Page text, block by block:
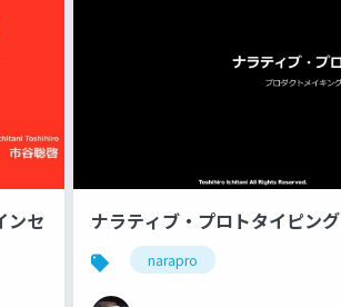
ンセ
ナラティブ・プロトタイピング
narapro